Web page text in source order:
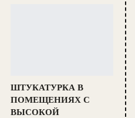
ШТУКАТУРКА В
ПОМЕЩЕНИЯХ С
ВЫСОКОЙ